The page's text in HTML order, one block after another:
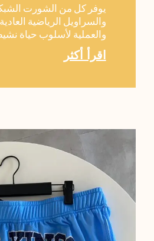
يوفر كل من الشورت
والسراويل الرياضية
والعملية لأسلوب حياة
اقرأ أكثر